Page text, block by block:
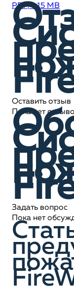
PDF, 1,15 MB
Оставить отзыв
Пока нет
Задать вопрос
Пока нет